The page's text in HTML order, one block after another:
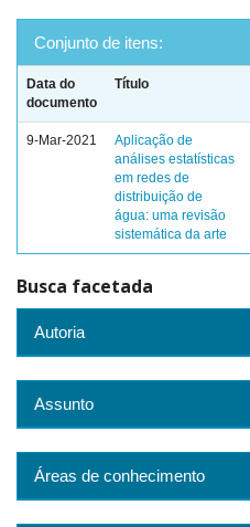
Conjunto de itens:
Data do
documento
Título
9-Mar-2021
Aplicação de
análises estatísticas
em redes de
distribuição de
água: uma revisão
sistemática da arte
Busca facetada
Autoria
Assunto
Áreas de conhecimento